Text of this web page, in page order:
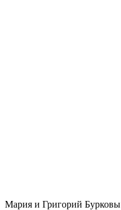
Мария и Григорий Бурковы